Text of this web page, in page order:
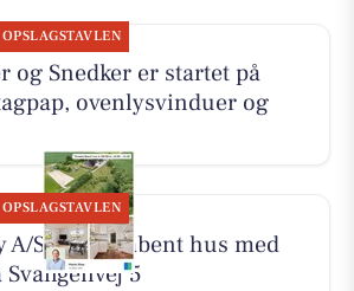
OPSLAGSTAVLEN
og Snedker er startet på
ovenlysvinduer og
OPSLAGSTAVLEN
A/S holder åbent hus med
5